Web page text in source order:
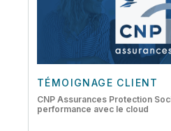
Migration des données
Modernisation des
Qualité et gouvernance
Streaming de données
TÉMOIGNAGE CLIENT
CNP Assurances Protection
performance avec le cloud